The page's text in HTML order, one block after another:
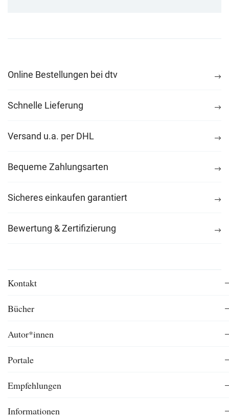
Online Bestellungen bei dtv
Schnelle Lieferung
Versand u.a. per DHL
Bequeme Zahlungsarten
Sicheres einkaufen garantiert
Bewertung & Zertifizierung
Kontakt
Bücher
Autor*innen
Portale
Empfehlungen
Informationen